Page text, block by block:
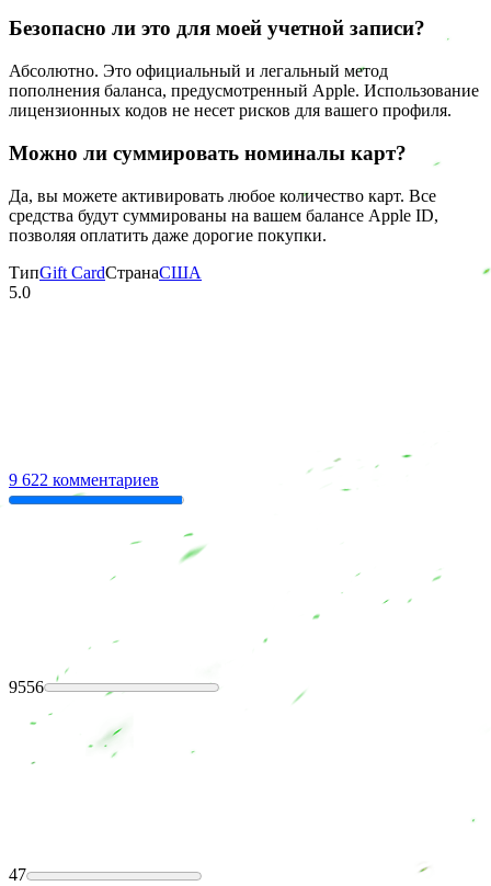
Безопасно ли это для моей учетной записи?
Абсолютно. Это официальный и легальный метод
пополнения баланса, предусмотренный Apple. Использование
лицензионных кодов не несет рисков для вашего профиля.
Можно ли суммировать номиналы карт?
Да, вы можете активировать любое количество карт. Все
средства будут суммированы на вашем балансе Apple ID,
позволяя оплатить даже дорогие покупки.
ТипGift CardСтранаСША
5.0
9 622 комментариев
9556
47